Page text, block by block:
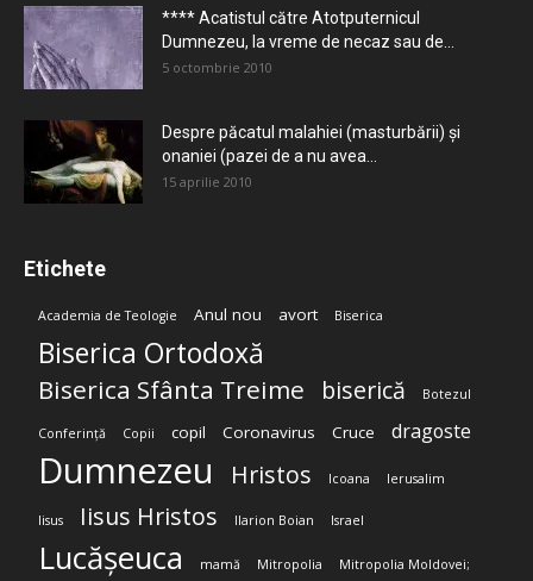
**** Acatistul către Atotputernicul
Dumnezeu, la vreme de necaz sau de...
5 octombrie 2010
Despre păcatul malahiei (masturbării) şi
onaniei (pazei de a nu avea...
15 aprilie 2010
Etichete
Academia de Teologie Anul nou avort Biserica
Biserica Ortodoxă
Biserica Sfânta Treime biserică Botezul
Conferință Copii copil Coronavirus Cruce dragoste
Dumnezeu Hristos Icoana Ierusalim
Iisus Iisus Hristos Ilarion Boian Israel
Lucășeuca mamă Mitropolia Mitropolia Moldovei;